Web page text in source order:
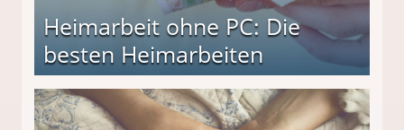
Heimarbeit ohne PC: Die
besten Heimarbeiten